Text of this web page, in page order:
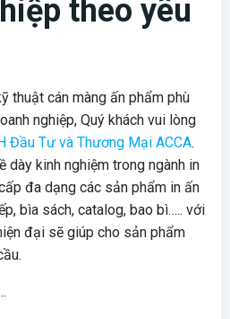
theo yêu
thuật cán màng ấn phẩm phù
nghiệp, Quý khách vui lòng
Đầu Tư và Thương Mại ACCA.
dày kinh nghiệm trong ngành in
đa dạng các sản phẩm in ấn
bìa sách, catalog, bao bì….. với
đại sẽ giúp cho sản phẩm